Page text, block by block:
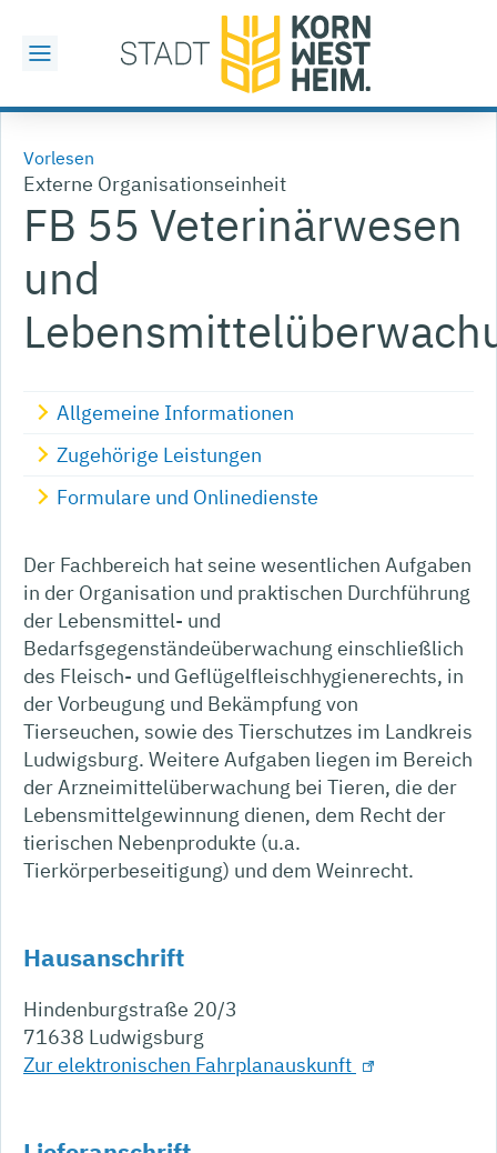
Vorlesen
Externe Organisationseinheit
FB 55 Veterinärwesen
und
Allgemeine Informationen
Zugehörige Leistungen
Formulare und Onlinedienste
Der Fachbereich hat seine wesentlichen Aufgaben
in der Organisation und praktischen Durchführung
der Lebensmittel- und
Bedarfsgegenständeüberwachung einschließlich
des Fleisch- und Geflügelfleischhygienerechts, in
der Vorbeugung und Bekämpfung von
Tierseuchen, sowie des Tierschutzes im Landkreis
Ludwigsburg. Weitere Aufgaben liegen im Bereich
der Arzneimittelüberwachung bei Tieren, die der
Lebensmittelgewinnung dienen, dem Recht der
tierischen Nebenprodukte (u.a.
Tierkörperbeseitigung) und dem Weinrecht.
Hausanschrift
Hindenburgstraße 20/3
71638 Ludwigsburg
Zur elektronischen Fahrplanauskunft